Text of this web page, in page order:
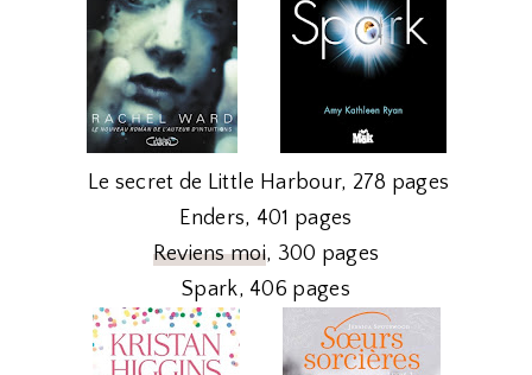
Le secret de Little Harbour, 278 pages
Enders, 401 pages
Reviens moi, 300 pages
Spark, 406 pages